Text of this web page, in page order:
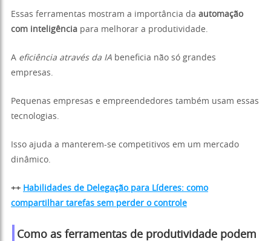
Essas ferramentas mostram a importância da automação
com inteligência para melhorar a produtividade.
A eficiência através da IA beneficia não só grandes
empresas.
Pequenas empresas e empreendedores também usam essas
tecnologias.
Isso ajuda a manterem-se competitivos em um mercado
dinâmico.
++ Habilidades de Delegação para Líderes: como
compartilhar tarefas sem perder o controle
Como as ferramentas de produtividade podem